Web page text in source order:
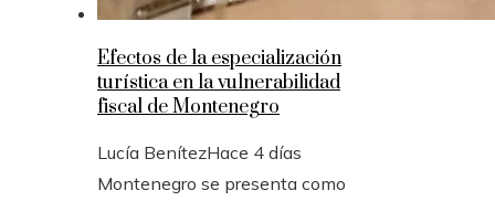
Efectos de la especialización
turística en la vulnerabilidad
fiscal de Montenegro
Lucía BenítezHace 4 días
Montenegro se presenta como